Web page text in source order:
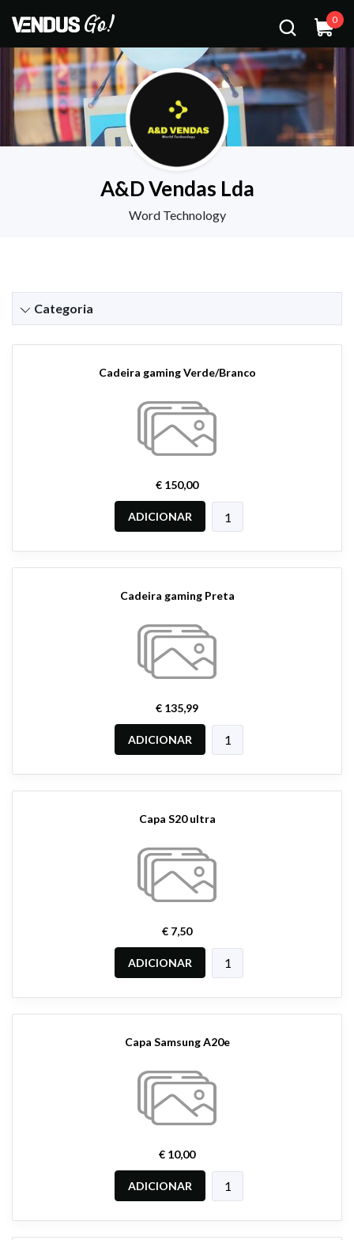
0
A&D Vendas Lda
Word Technology
Categoria
Cadeira gaming Verde/Branco
€ 150,00
ADICIONAR
Cadeira gaming Preta
€ 135,99
ADICIONAR
Capa S20 ultra
€ 7,50
ADICIONAR
Capa Samsung A20e
€ 10,00
ADICIONAR